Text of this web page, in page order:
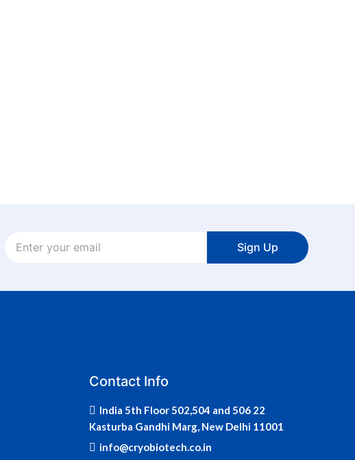
Sign Up
Contact Info
India 5th Floor 502,504 and 506 22
Kasturba Gandhi Marg, New Delhi 11001
info@cryobiotech.co.in